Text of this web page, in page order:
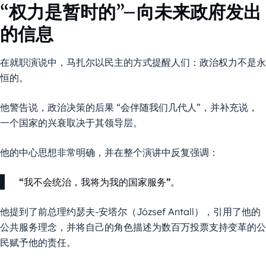
“权力是暂时的”–向未来政府发出
的信息
在就职演说中，马扎尔以民主的方式提醒人们：政治权力不是永
恒的。
他警告说，政治决策的后果 “会伴随我们几代人”，并补充说，
一个国家的兴衰取决于其领导层。
他的中心思想非常明确，并在整个演讲中反复强调：
“我不会统治，我将为我的国家服务”。
他提到了前总理约瑟夫-安塔尔（József Antall），引用了他的
公共服务理念，并将自己的角色描述为数百万投票支持变革的公
民赋予他的责任。